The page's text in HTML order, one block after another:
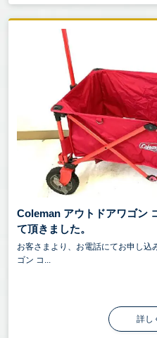
Coleman アウトドアワゴン
て頂きました。
お客さまより、お電話にてお申し
ゴン コ...
詳し